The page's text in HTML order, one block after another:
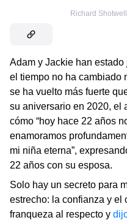
Richard
Adam y Jackie han
el tiempo no ha cambiado
se ha vuelto más fuerte
su aniversario en 2020, el
cómo “hoy hace 22 años
enamoramos
mi niña eterna”,
22 años con su esposa.
Solo hay un secreto para
estrecho: la confianza y el
franqueza al respecto y